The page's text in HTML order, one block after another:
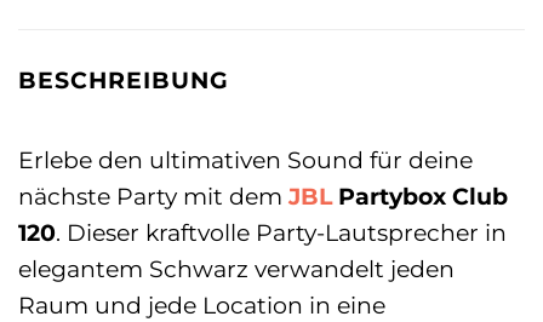
BESCHREIBUNG
Erlebe den ultimativen Sound für deine
nächste Party mit dem JBLPartybox Club
120. Dieser kraftvolle Party-Lautsprecher in
elegantem Schwarz verwandelt jeden
Raum und jede Location in eine